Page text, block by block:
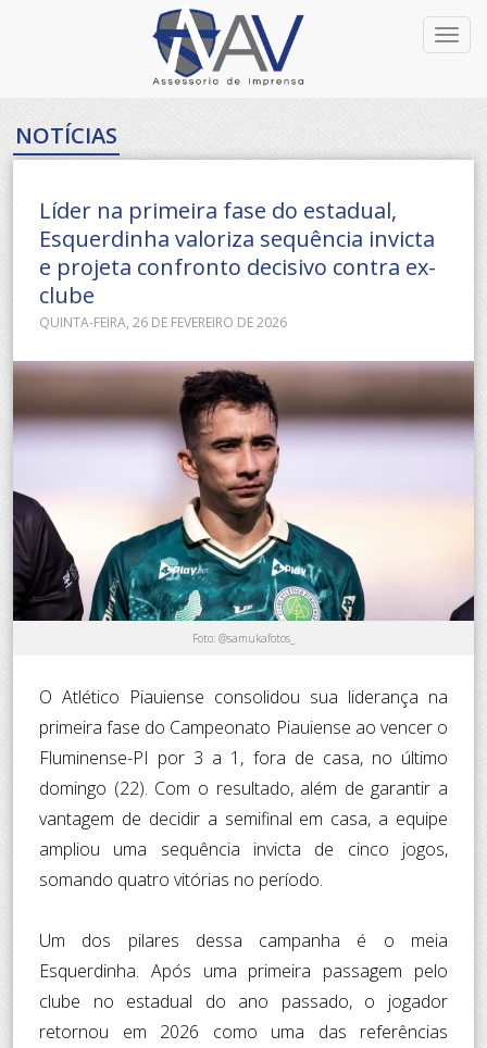
NOTÍCIAS
Líder na primeira fase do estadual,
Esquerdinha valoriza sequência invicta
e projeta confronto decisivo contra ex-
clube
QUINTA-FEIRA, 26 DE FEVEREIRO DE 2026
Foto: @samukafotos_
O Atlético Piauiense consolidou sua liderança na
primeira fase do Campeonato Piauiense ao vencer o
Fluminense-PI por 3 a 1, fora de casa, no último
domingo (22). Com o resultado, além de garantir a
vantagem de decidir a semifinal em casa, a equipe
ampliou uma sequência invicta de cinco jogos,
somando quatro vitórias no período.
Um dos pilares dessa campanha é o meia
Esquerdinha. Após uma primeira passagem pelo
clube no estadual do ano passado, o jogador
retornou em 2026 como uma das referências